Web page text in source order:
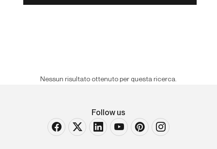
Nessun risultato ottenuto per questa ricerca.
Follow us